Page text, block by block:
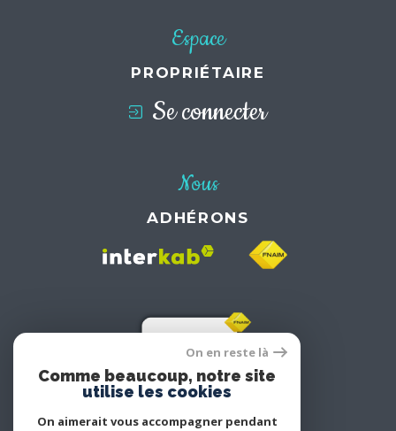
Espace
PROPRIÉTAIRE
Se connecter
Nous
ADHÉRONS
On en reste là
Comme beaucoup, notre site
utilise les cookies
On aimerait vous accompagner pendant